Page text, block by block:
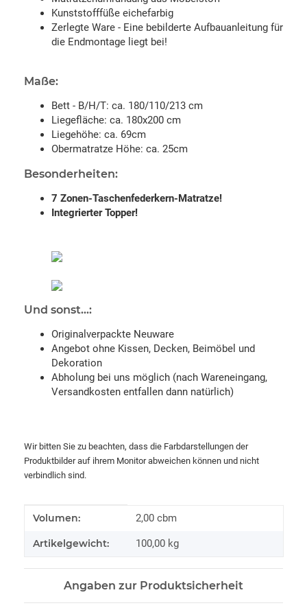
Kunststofffüße eichefarbig
Zerlegte Ware - Eine bebilderte Aufbauanleitung für
die Endmontage liegt bei!
Maße:
Bett - B/H/T: ca. 180/110/213 cm
Liegefläche: ca. 180x200 cm
Liegehöhe: ca. 69cm
Obermatratze Höhe: ca. 25cm
Besonderheiten:
7 Zonen-Taschenfederkern-Matratze!
Integrierter Topper!
Und sonst...:
Originalverpackte Neuware
Angebot ohne Kissen, Decken, Beimöbel und
Dekoration
Abholung bei uns möglich (nach Wareneingang,
Versandkosten entfallen dann natürlich)
Wir bitten Sie zu beachten, dass die Farbdarstellungen der
Produktbilder auf ihrem Monitor abweichen können und nicht
verbindlich sind.
Produkteigenschaft
Wert
Volumen: 2,00 cbm
Artikelgewicht: 100,00 kg
Angaben zur Produktsicherheit